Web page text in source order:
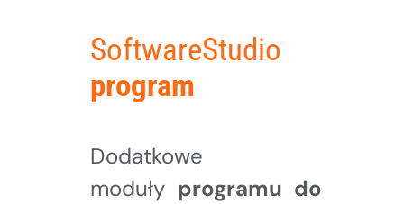
SoftwareStudio
program
Dodatkowe
moduły programu do